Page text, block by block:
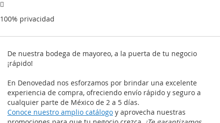
100% privacidad
De nuestra bodega de mayoreo, a la puerta de tu negocio
¡rápido!
En Denovedad nos esforzamos por brindar una excelente
experiencia de compra, ofreciendo envío rápido y seguro a
cualquier parte de México de 2 a 5 días.
Conoce nuestro amplio catálogo y aprovecha nuestras